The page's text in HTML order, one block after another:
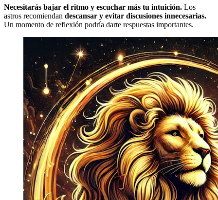
Necesitarás bajar el ritmo y escuchar más tu intuición. Los
astros recomiendan descansar y evitar discusiones innecesarias.
Un momento de reflexión podría darte respuestas importantes.